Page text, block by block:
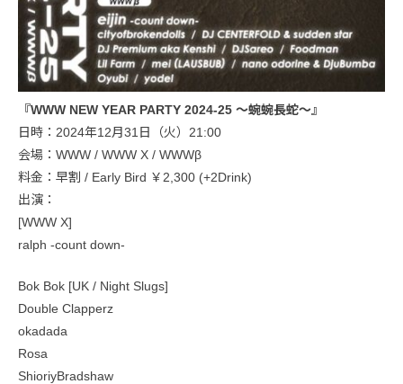
『WWW NEW YEAR PARTY 2024-25 ～蜿蜿長蛇～』
日時：2024年12月31日（火）21:00
会場：WWW / WWW X / WWWβ
料金：早割 / Early Bird ￥2,300 (+2Drink)
出演：
[WWW X]
ralph -count down-
Bok Bok [UK / Night Slugs]
Double Clapperz
okadada
Rosa
ShioriyBradshaw